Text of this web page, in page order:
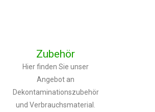
Zubehör
Hier finden Sie unser
Angebot an
Dekontaminationszubehör
und Verbrauchsmaterial.